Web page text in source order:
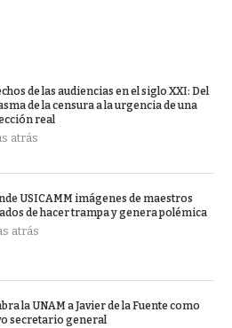
de las audiencias en el siglo XXI: Del
de la censura a la urgencia de una
real
atrás
USICAMM imágenes de maestros
de hacer trampa y genera polémica
atrás
la UNAM a Javier de la Fuente como
secretario general